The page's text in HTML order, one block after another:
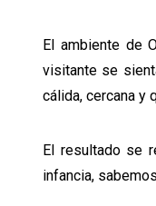
El ambiente de
visitante se
cálida, cercana y
El resultado se
infancia,